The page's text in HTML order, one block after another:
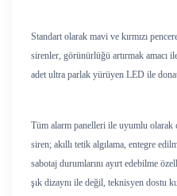
Standart olarak mavi ve kırmızı
sirenler, görünürlüğü artırmak amacı
adet ultra parlak yürüyen LED ile
Tüm alarm panelleri ile uyumlu olarak
siren; akıllı tetik algılama, entegre
sabotaj durumlarını ayırt edebilme
şık dizaynı ile değil, teknisyen dostu